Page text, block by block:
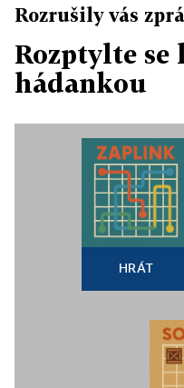
Rozrušily vás
Rozptylte
hádankou
HRÁT